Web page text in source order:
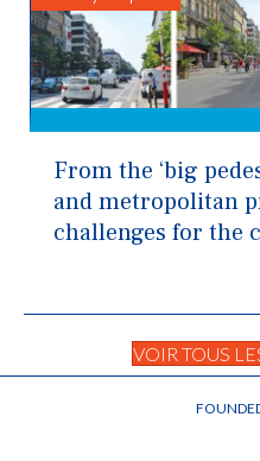
From the ‘big
and metropolitan
challenges for the
VOIR TOUS